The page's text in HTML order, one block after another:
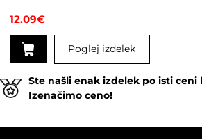
12.09€
Poglej izdelek
Ste našli enak izdelek po isti ceni
Izenačimo ceno!